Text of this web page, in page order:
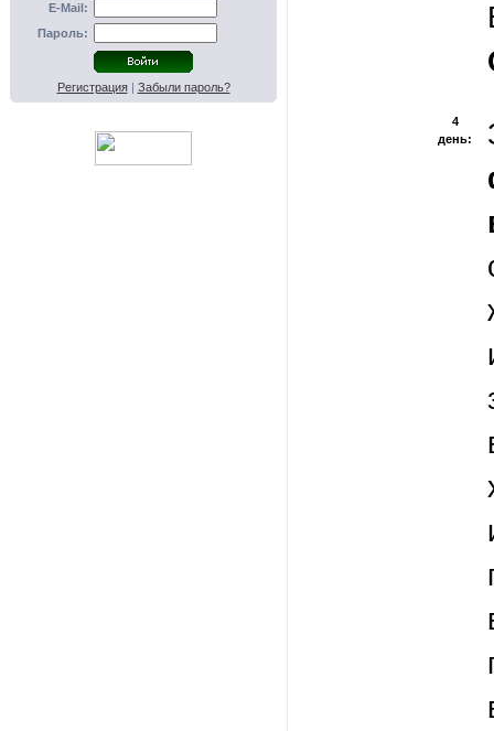
E-Mail:
Пароль:
Регистрация| Забыли пароль?
4
день: